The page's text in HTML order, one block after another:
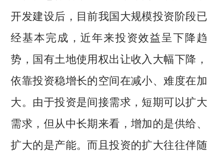
开发建设后，目前我国大规模投资阶段已
经基本完成，近年来投资效益呈下降趋
势，国有土地使用权出让收入大幅下降，
依靠投资稳增长的空间在减小、难度在加
大。由于投资是间接需求，短期可以扩大
需求，但从中长期来看，增加的是供给、
扩大的是产能。而且投资的扩大往往伴随